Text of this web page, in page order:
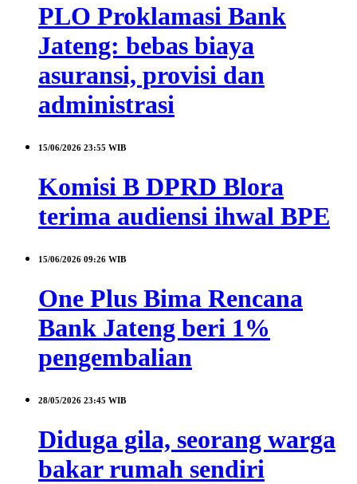
PLO Proklamasi Bank
Jateng: bebas biaya
asuransi, provisi dan
administrasi
15/06/2026 23:55 WIB
Komisi B DPRD Blora
terima audiensi ihwal BPE
15/06/2026 09:26 WIB
One Plus Bima Rencana
Bank Jateng beri 1%
pengembalian
28/05/2026 23:45 WIB
Diduga gila, seorang warga
bakar rumah sendiri